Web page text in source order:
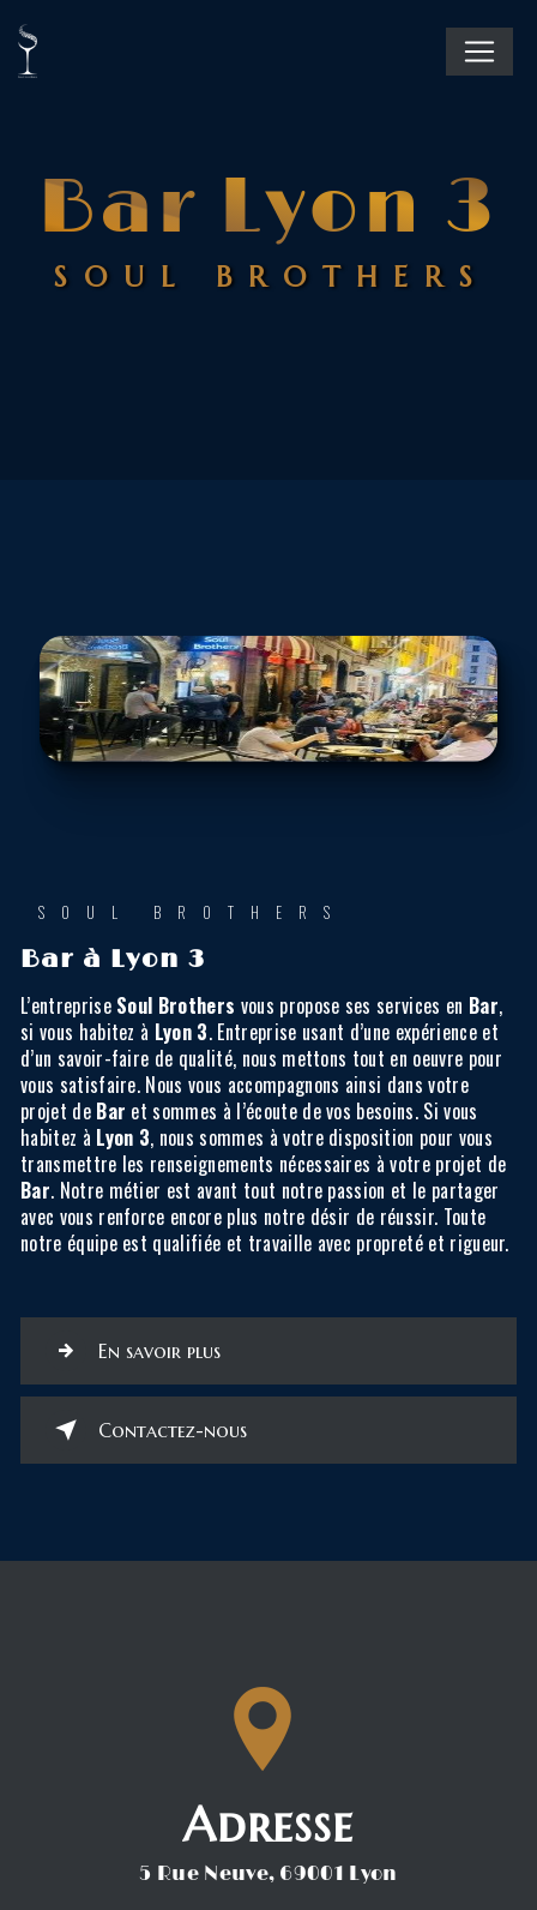
Bar Lyon 3
SOUL BROTHERS
SOUL BROTHERS
Bar à Lyon 3
L’entreprise Soul Brothers vous propose ses services en Bar,
si vous habitez à Lyon 3. Entreprise usant d’une expérience et
d’un savoir-faire de qualité, nous mettons tout en oeuvre pour
vous satisfaire. Nous vous accompagnons ainsi dans votre
projet de Bar et sommes à l’écoute de vos besoins. Si vous
habitez à Lyon 3, nous sommes à votre disposition pour vous
transmettre les renseignements nécessaires à votre projet de
Bar. Notre métier est avant tout notre passion et le partager
avec vous renforce encore plus notre désir de réussir. Toute
notre équipe est qualifiée et travaille avec propreté et rigueur.
En savoir plus
Contactez-nous
Adresse
5 Rue Neuve, 69001 Lyon